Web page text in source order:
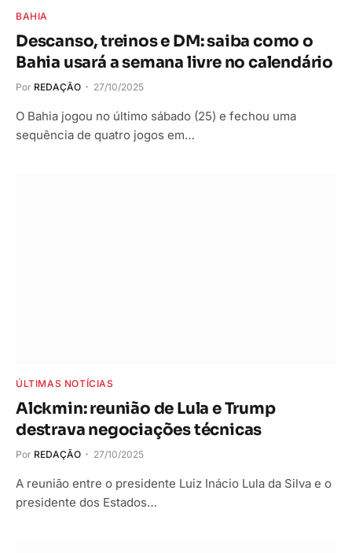
BAHIA
Descanso, treinos e DM: saiba como o
Bahia usará a semana livre no calendário
Por REDAÇÃO 27/10/2025
O Bahia jogou no último sábado (25) e fechou uma
sequência de quatro jogos em…
ÚLTIMAS NOTÍCIAS
Alckmin: reunião de Lula e Trump
destrava negociações técnicas
Por REDAÇÃO 27/10/2025
A reunião entre o presidente Luiz Inácio Lula da Silva e o
presidente dos Estados…